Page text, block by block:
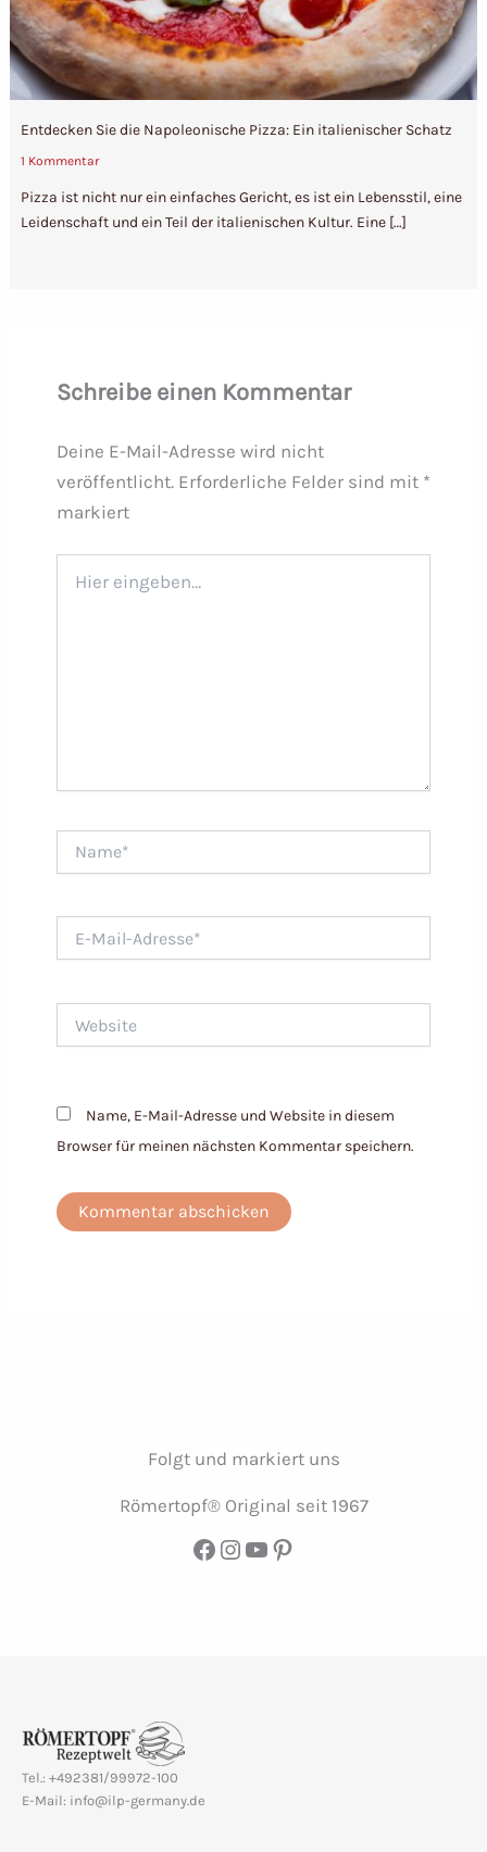
Entdecken Sie die Napoleonische Pizza: Ein italienischer Schatz
1 Kommentar
Pizza ist nicht nur ein einfaches Gericht, es ist ein Lebensstil, eine
Leidenschaft und ein Teil der italienischen Kultur. Eine […]
Schreibe einen Kommentar
Deine E-Mail-Adresse wird nicht
veröffentlicht. Erforderliche Felder sind mit *
markiert
eingeben…
Mail-
Name, E-Mail-Adresse und Website in diesem
Browser für meinen nächsten Kommentar speichern.
Folgt und markiert uns
Römertopf® Original seit 1967
Facebook
Instagram
YouTube
Pinterest
Tel.: +492381/99972-100
E-Mail: info@ilp-germany.de